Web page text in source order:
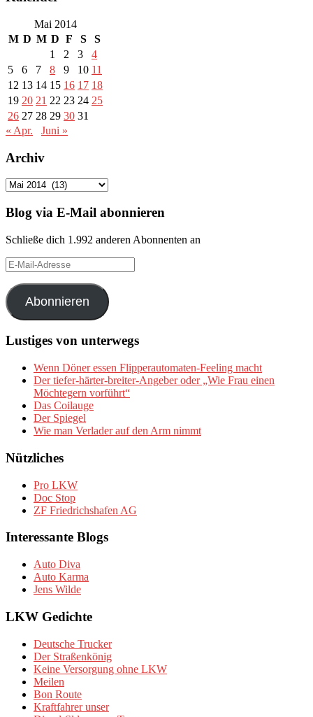
Mai 2014
M D M D F S
S
1
2 3
4
5
6 7 8 9 10 11
12 13 14 15 16 17 18
19 20 21 22 23 24 25
26 27 28 29 30 31
« Apr.
Juni »
Archiv
Archiv
Blog via E-Mail abonnieren
Schließe dich 1.992 anderen Abonnenten an
E-
Mail-
Adresse
Abonnieren
Lustiges von unterwegs
Wenn Döner essen Flipperautomaten-Feeling macht
Der tiefer-härter-breiter-Angeber oder „Wie Frau einen
Möchtegern vorführt“
Das Coilauge
Der Spiegel
Wie man Verlader auf den Arm nimmt
Nützliches
Pro LKW
Doc Stop
ZF Friedrichshafen AG
Interessante Blogs
Auto Diva
Auto Karma
Jens Wilde
LKW Gedichte
Deutsche Trucker
Der Straßenkönig
Keine Versorgung ohne LKW
Meilen
Bon Route
Kraftfahrer unser